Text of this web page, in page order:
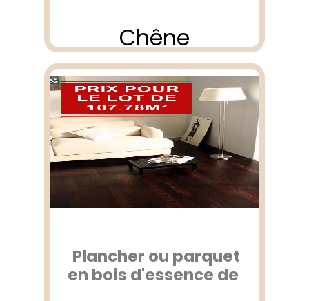
Chêne
Plancher ou parquet
en bois d'essence de